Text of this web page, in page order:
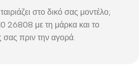
στο δικό σας μοντέλο;
26808 με τη μάρκα και το
πριν την αγορά.